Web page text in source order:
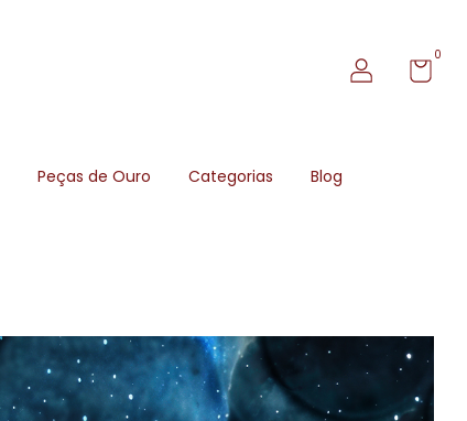
0
Peças de Ouro Categorias Blog